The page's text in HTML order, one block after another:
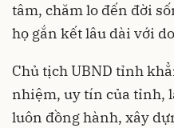
tâm, chăm lo đến đời
họ gắn kết lâu dài với
Chủ tịch UBND tỉnh
nhiệm, uy tín của tỉnh,
luôn đồng hành, xây